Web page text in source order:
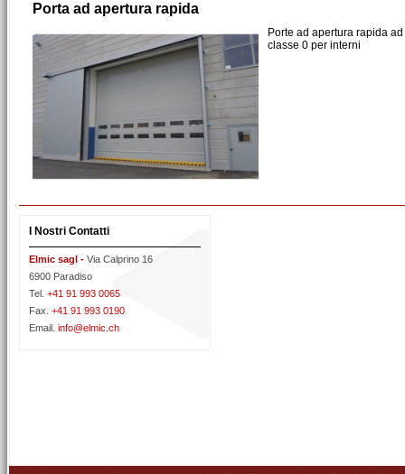
Porta ad apertura rapida
Porte ad apertura rapida
classe 0 per interni
I Nostri Contatti
Elmic sagl - Via Calprino 16
6900 Paradiso
Tel.
+41 91 993 0065
Fax. +41 91 993 0190
Email. info@elmic.ch